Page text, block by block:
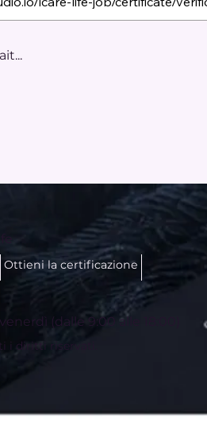
Ottieni la certificazione
(dalle 9:00 alle 18:00)
i diritti riservati.